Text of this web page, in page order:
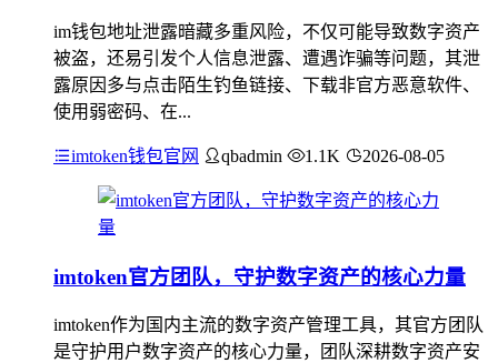
im钱包地址泄露暗藏多重风险，不仅可能导致数字资产
被盗，还易引发个人信息泄露、遭遇诈骗等问题，其泄
露原因多与点击陌生钓鱼链接、下载非官方恶意软件、
使用弱密码、在...
imtoken钱包官网 qbadmin 1.1K 2026-08-05
imtoken官方团队，守护数字资产的核心力量
imtoken作为国内主流的数字资产管理工具，其官方团队
是守护用户数字资产的核心力量，团队深耕数字资产安